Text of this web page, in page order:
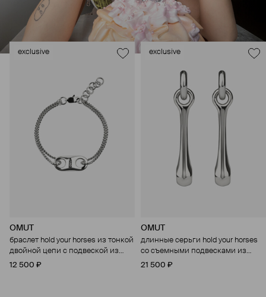
exclusive
OMUT
браслет hold your horses из тонкой
двойной цепи с подвеской из
бронзы с родиевым покрытием
12 500 ₽
exclusive
OMUT
длинные серьги hold your horses
со съемными подвесками из
бронзы с родиевым покрытием
21 500 ₽